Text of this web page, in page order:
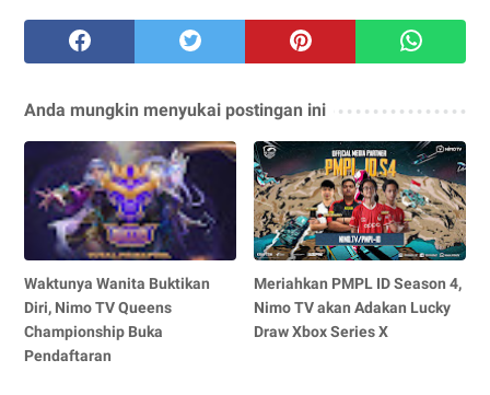
Anda mungkin menyukai postingan ini
Waktunya Wanita Buktikan
Diri, Nimo TV Queens
Championship Buka
Pendaftaran
Meriahkan PMPL ID Season 4,
Nimo TV akan Adakan Lucky
Draw Xbox Series X